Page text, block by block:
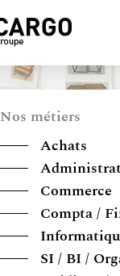
Nos métiers
Achats
Commerce
Compta /
SI / BI /